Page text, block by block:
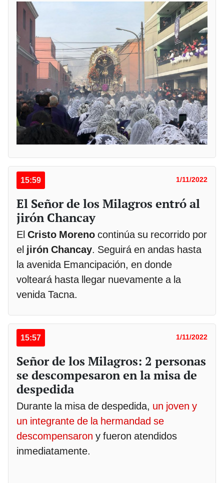
15:59 1/11/2022
El Señor de los Milagros entró al
jirón Chancay
El Cristo Moreno continúa su recorrido por
el jirón Chancay. Seguirá en andas hasta
la avenida Emancipación, en donde
volteará hasta llegar nuevamente a la
venida Tacna.
15:57 1/11/2022
Señor de los Milagros: 2 personas
se descompesaron en la misa de
despedida
Durante la misa de despedida, un joven y
un integrante de la hermandad se
descompensaron y fueron atendidos
inmediatamente.